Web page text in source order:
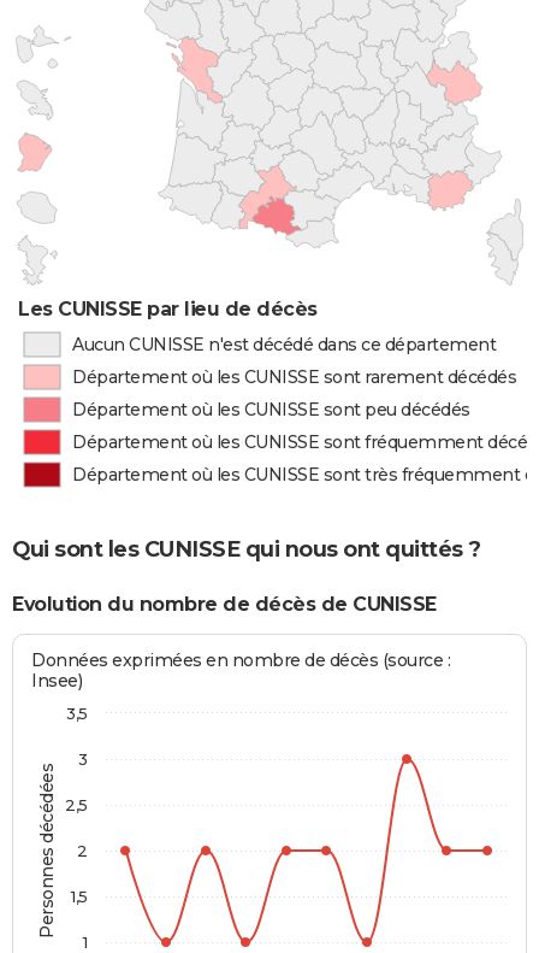
Les CUNISSE par lieu de décès
Aucun CUNISSE n'est décédé dans ce département
Département où les CUNISSE sont rarement décédés
Département où les CUNISSE sont peu décédés
Département où les CUNISSE sont fréquemment
Département où les CUNISSE sont très fréquemment
Qui sont les CUNISSE qui nous ont quittés ?
Evolution du nombre de décès de CUNISSE
Personnes décédées
Données exprimées en nombre de décès (source :
Insee)
1
1,5
2
2,5
3
3,5